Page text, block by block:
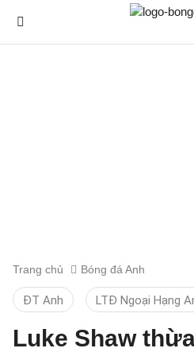
Trang chủ Bóng đá Anh
ĐT Anh LTĐ Ngoại Hạng
Luke Shaw